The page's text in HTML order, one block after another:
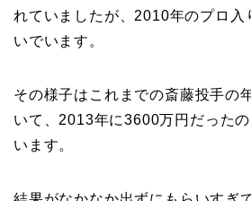
れていましたが、2010年のプロ入
いでいます。
その様子はこれまでの斎藤投手の
いて、2013年に3600万円だった
います。